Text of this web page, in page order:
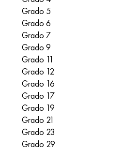
Grado 5
Grado 6
Grado 7
Grado 9
Grado 11
Grado 12
Grado 16
Grado 17
Grado 19
Grado 21
Grado 23
Grado 29